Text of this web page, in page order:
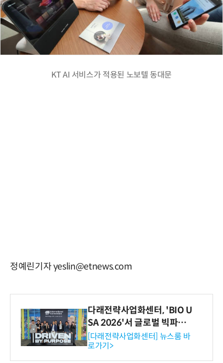
KT AI 서비스가 적용된 노보텔 동대문
정예린기자 yeslin@etnews.com
다래전략사업화센터, 'BIO U
SA 2026'서 글로벌 빅파마
와의 비즈니스 미팅 지원…K
-바이오 해외 진출 교두보 확
보
[다래전략사업화센터] 뉴스룸 바
로가기>